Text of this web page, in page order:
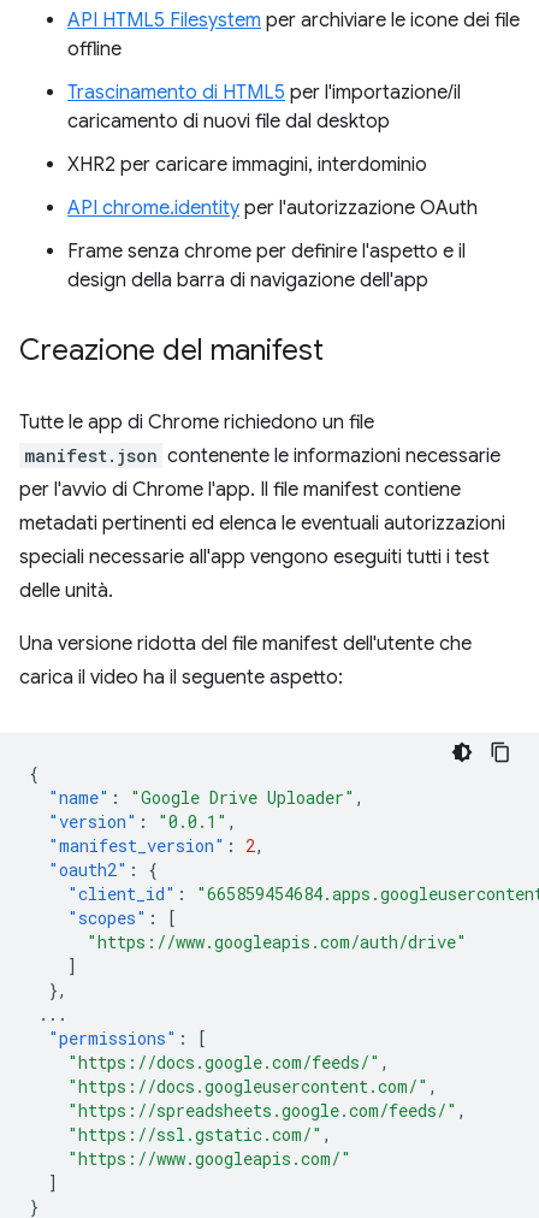
API HTML5 Filesystem per archiviare le icone dei file
offline
Trascinamento di HTML5 per l'importazione/il
caricamento di nuovi file dal desktop
XHR2 per caricare immagini, interdominio
API chrome.identity per l'autorizzazione OAuth
Frame senza chrome per definire l'aspetto e il
design della barra di navigazione dell'app
Creazione del manifest
Tutte le app di Chrome richiedono un file
manifest.json contenente le informazioni necessarie
per l'avvio di Chrome l'app. Il file manifest contiene
metadati pertinenti ed elenca le eventuali autorizzazioni
speciali necessarie all'app vengono eseguiti tutti i test
delle unità.
Una versione ridotta del file manifest dell'utente che
carica il video ha il seguente aspetto:
{
"name" : "Google Drive Uploader" ,
"version" : "0.0.1" ,
"manifest_version" : 2,
"oauth2" :
{
"client_id" :
"scopes" :
[
"https://www.googleapis.com/auth/drive"
]
},
...
"permissions" :
[
"https://docs.google.com/feeds/" ,
"https://docs.googleusercontent.com/" ,
"https://spreadsheets.google.com/feeds/" ,
"https://ssl.gstatic.com/" ,
"https://www.googleapis.com/"
]
}